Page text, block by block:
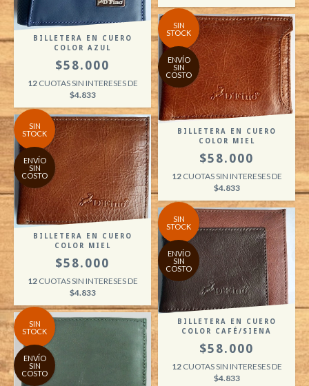
BILLETERA EN CUERO
COLOR AZUL
$58.000
12 CUOTAS SIN INTERESES DE
$4.833
SIN
STOCK
ENVÍO
SIN
COSTO
BILLETERA EN CUERO
COLOR MIEL
$58.000
12 CUOTAS SIN INTERESES DE
$4.833
SIN
STOCK
ENVÍO
SIN
COSTO
BILLETERA EN CUERO
COLOR MIEL
$58.000
12 CUOTAS SIN INTERESES DE
$4.833
SIN
STOCK
ENVÍO
SIN
COSTO
SIN
STOCK
ENVÍO
SIN
COSTO
BILLETERA EN CUERO
COLOR CAFÉ/SIENA
$58.000
12 CUOTAS SIN INTERESES DE
$4.833